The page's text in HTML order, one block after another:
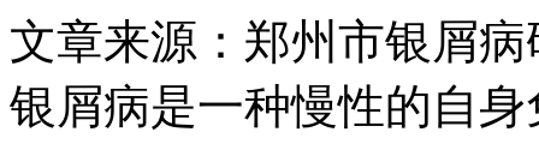
文章来源：郑州市银屑病
银屑病是一种慢性的自